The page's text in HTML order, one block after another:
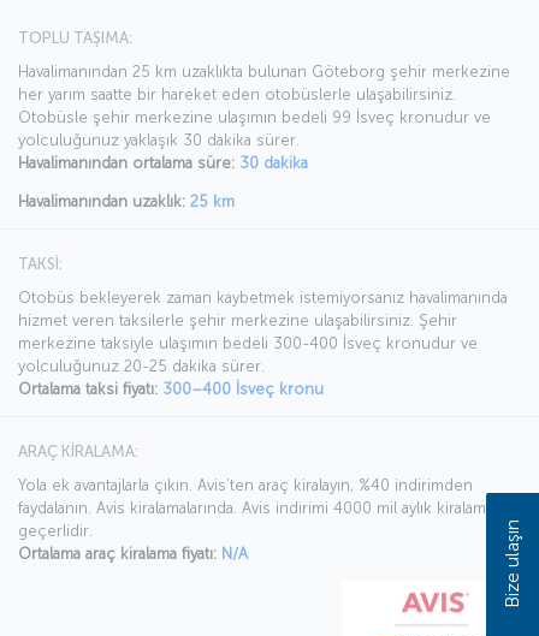
TOPLU TAŞIMA:
Havalimanından 25 km uzaklıkta bulunan Göteborg şehir merkezine
her yarım saatte bir hareket eden otobüslerle ulaşabilirsiniz.
Otobüsle şehir merkezine ulaşımın bedeli 99 İsveç kronudur ve
yolculuğunuz yaklaşık 30 dakika sürer.
Havalimanından ortalama süre: 30 dakika
Havalimanından uzaklık: 25 km
TAKSİ:
Otobüs bekleyerek zaman kaybetmek istemiyorsanız havalimanında
hizmet veren taksilerle şehir merkezine ulaşabilirsiniz. Şehir
merkezine taksiyle ulaşımın bedeli 300-400 İsveç kronudur ve
yolculuğunuz 20-25 dakika sürer.
Ortalama taksi fiyatı: 300–400 İsveç kronu
ARAÇ KİRALAMA:
Yola ek avantajlarla çıkın. Avis’ten araç kiralayın, %40 indirimden
faydalanın. Avis kiralamalarında. Avis indirimi 4000 mil aylık kiralamada
geçerlidir.
Ortalama araç kiralama fiyatı: N/A Bize ulaşın